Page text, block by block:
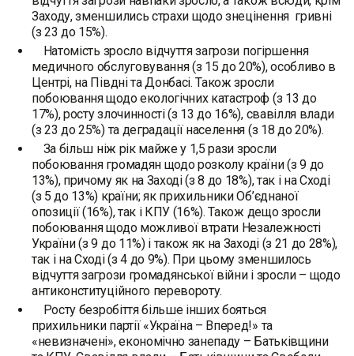
Заходу, зменшились страхи щодо знецінення гривні
(з 23 до 15%).
Натомість зросло відчуття загрози погіршення
медичного обслуговування (з 15 до 20%), особливо в
Центрі, на Півдні та Донбасі. Також зросли
побоювання щодо екологічних катастроф (з 13 до
17%), росту злочинності (з 13 до 16%), свавілля влади
(з 23 до 25%) та деградації населення (з 18 до 20%).
За більш ніж рік майже у 1,5 рази зросли
побоювання громадян щодо розколу країни (з 9 до
13%), причому як на Заході (з 8 до 18%), так і на Сході
(з 5 до 13%) країни; як прихильники Об’єднаної
опозиції (16%), так і КПУ (16%). Також дещо зросли
побоювання щодо можливої втрати Незалежності
України (з 9 до 11%) і також як на Заході (з 21 до 28%),
так і на Сході (з 4 до 9%). При цьому зменшилось
відчуття загрози громадянської війни і зросли – щодо
антиконституційного перевороту.
Росту безробіття більше інших бояться
прихильники партії «Україна – Вперед!» та
«невизначені», економічно занепаду – Батьківщини